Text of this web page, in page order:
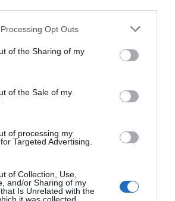
Opt Outs
of the Sharing of my
of the Sale of my
of processing my
Targeted Advertising.
of Collection, Use,
and/or Sharing of my
Is Unrelated with the
| Mireia Comas
forma gratuita
con las últimas noticias de